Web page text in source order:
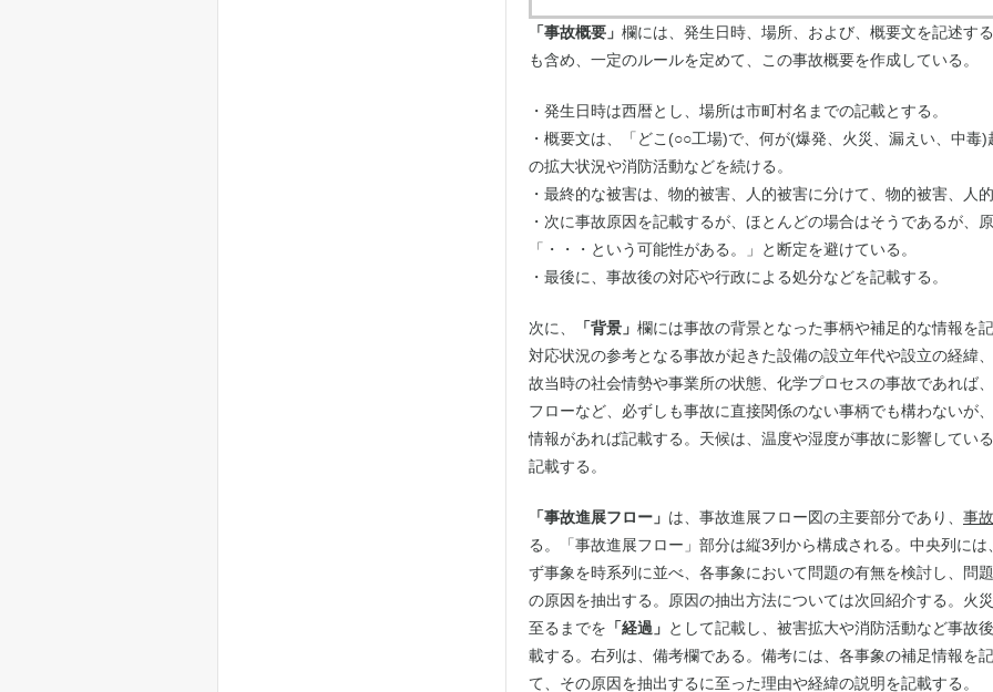
「事故概要」 欄には、発生日時、場所、および、概要文を記述す
も含め、一定のルールを定めて、この事故概要を作成している。
・発生日時は西暦とし、場所は市町村名までの記載とする。
・概要文は、「どこ(○○工場)で、何が(爆発、火災、漏えい、中毒
の拡大状況や消防活動などを続ける。
・最終的な被害は、物的被害、人的被害に分けて、物的被害、人
・次に事故原因を記載するが、ほとんどの場合はそうであるが、
「・・・という可能性がある。」と断定を避けている。
・最後に、事故後の対応や行政による処分などを記載する。
次に、 「背景」 欄には事故の背景となった事柄や補足的な情報を
対応状況の参考となる事故が起きた設備の設立年代や設立の経緯
故当時の社会情勢や事業所の状態、化学プロセスの事故であれば
フローなど、必ずしも事故に直接関係のない事柄でも構わないが
情報があれば記載する。天候は、温度や湿度が事故に影響してい
記載する。
「事故進展フロー」 は、事故進展フロー図の主要部分であり、 事
る。「事故進展フロー」部分は縦3列から構成される。中央列に
ず事象を時系列に並べ、各事象において問題の有無を検討し、問
の原因を抽出する。原因の抽出方法については次回紹介する。火
至るまでを 「経過」 として記載し、被害拡大や消防活動など事故
載する。右列は、備考欄である。備考には、各事象の補足情報を
て、その原因を抽出するに至った理由や経緯の説明を記載する。